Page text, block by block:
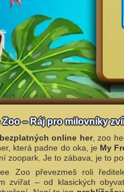
Zoo – Ráj pro milovníky
bezplatných online her, zoo
která padne do oka, je My
zoopark. Je to zábava, je to
Zoo převezmeš roli
zvířat – od klasických